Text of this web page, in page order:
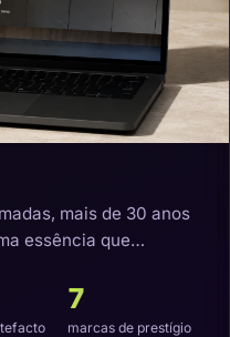
mais de 30 anos
essência que
7
marcas de prestígio